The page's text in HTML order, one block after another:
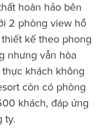
hoàn hảo bên
2 phòng view hồ
kế theo phong
nhưng vẫn hòa
khách không
còn có phòng
khách, đáp ứng
ty.